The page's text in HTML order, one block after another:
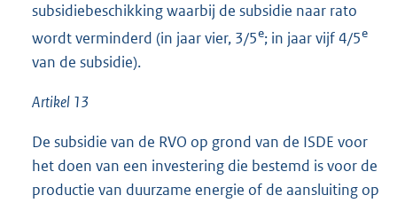
subsidiebeschikking waarbij de subsidie naar rato
wordt verminderd (in jaar vier, 3/5e; in jaar vijf 4/5e
van de subsidie).
Artikel 13
De subsidie van de RVO op grond van de ISDE voor
het doen van een investering die bestemd is voor de
productie van duurzame energie of de aansluiting op